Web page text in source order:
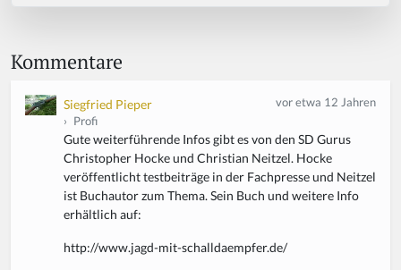
Kommentare
Siegfried Pieper
› Profi
vor etwa 12 Jahren
Gute weiterführende Infos gibt es von den SD Gurus
Christopher Hocke und Christian Neitzel. Hocke
veröffentlicht testbeiträge in der Fachpresse und Neitzel
ist Buchautor zum Thema. Sein Buch und weitere Info
erhältlich auf:
http://www.jagd-mit-schalldaempfer.de/